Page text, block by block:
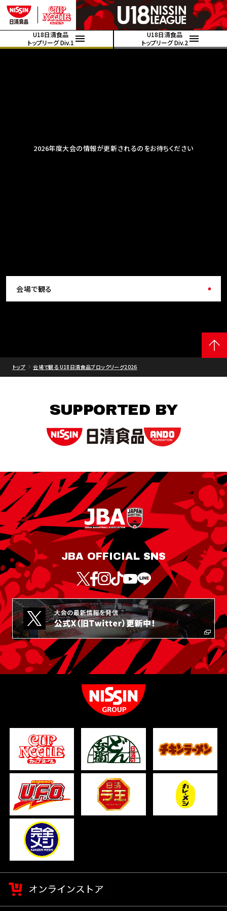
U18日清食品
トップリーグ Div.1
U18日清食品
トップリーグ Div.2
2026年度大会の情報が更新されるのをお待ちください
会場で観る
トップ 会場で観る U18日清食品ブロックリーグ2026
SUPPORTED BY
JBA OFFICIAL SNS